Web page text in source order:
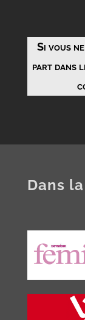
Si vous
part dans
Dans